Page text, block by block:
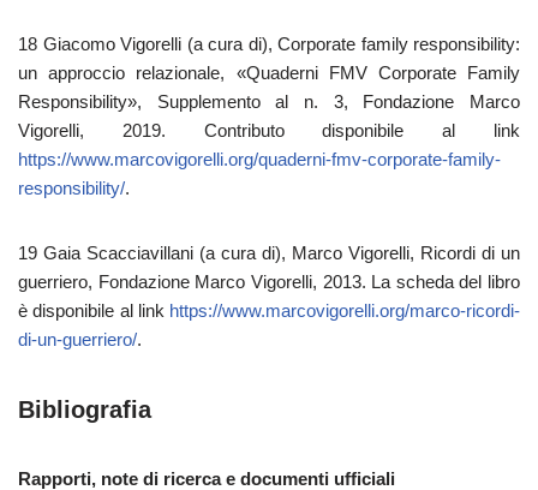
18 Giacomo Vigorelli (a cura di), Corporate family responsibility:
un approccio relazionale, «Quaderni FMV Corporate Family
Responsibility», Supplemento al n. 3, Fondazione Marco
Vigorelli, 2019. Contributo disponibile al link
https://www.marcovigorelli.org/quaderni-fmv-corporate-family-
responsibility/.
19 Gaia Scacciavillani (a cura di), Marco Vigorelli, Ricordi di un
guerriero, Fondazione Marco Vigorelli, 2013. La scheda del libro
è disponibile al link https://www.marcovigorelli.org/marco-ricordi-
di-un-guerriero/.
Bibliografia
Rapporti, note di ricerca e documenti ufficiali